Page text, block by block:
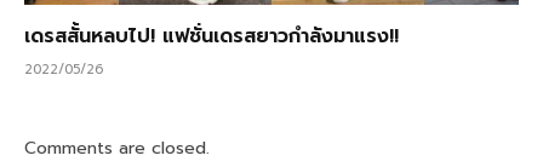
เดรสสั้นหลบไป! แฟชั่นเดรสยาวกำลังมาแรง!!
2022/05/26
Comments are closed.